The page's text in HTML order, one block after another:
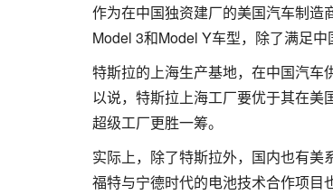
作为在中国独资建厂的美国汽车制造
Model 3和Model Y车型，除了满足
特斯拉的上海生产基地，在中国汽车
以说，特斯拉上海工厂要优于其在
超级工厂更胜一筹。
实际上，除了特斯拉外，国内也有美
福特与宁德时代的电池技术合作项